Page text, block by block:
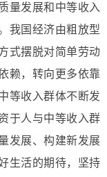
量发展和中等收入
我国经济由粗放型
式摆脱对简单劳动
赖，转向更多依靠
等收入群体不断发
于人与中等收入群
发展、构建新发展
生活的期待，坚持